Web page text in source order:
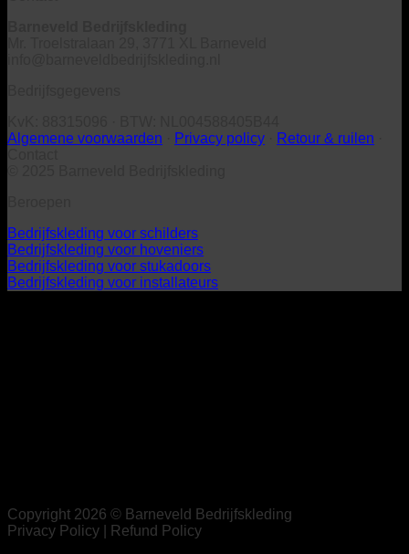
Algemene voorwaarden
Privacy policy Retour & ruilen
Bedrijfskleding voor schilders
Bedrijfskleding voor hoveniers
Bedrijfskleding voor stukadoors
Bedrijfskleding voor installateurs
Copyright 2026 © Barneveld Bedrijfskleding
Privacy Policy | Refund Policy